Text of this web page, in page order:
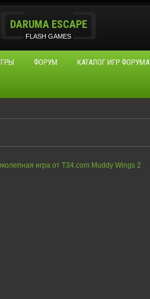
DARUMA ESCAPE
FLASH GAMES
ФОРУМ КАТАЛОГ ИГР ФОРУМА
игра от T34.com Muddy Wings 2